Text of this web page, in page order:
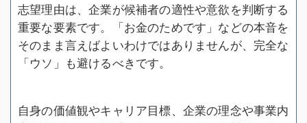
志望理由は、企業が候補者の適性や意欲を判断する
重要な要素です。「お金のためです」などの本音を
そのまま言えばよいわけではありませんが、完全な
「ウソ」も避けるべきです。
自身の価値観やキャリア目標、企業の理念や事業内